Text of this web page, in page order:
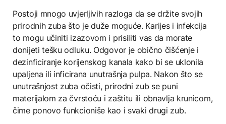
Postoji mnogo uvjerljivih razloga da se držite svojih
prirodnih zuba što je duže moguće. Karijes i infekcija
to mogu učiniti izazovom i prisiliti vas da morate
donijeti tešku odluku. Odgovor je obično čišćenje i
dezinficiranje korijenskog kanala kako bi se uklonila
upaljena ili inficirana unutrašnja pulpa. Nakon što se
unutrašnjost zuba očisti, prirodni zub se puni
materijalom za čvrstoću i zaštitu ili obnavlja krunicom,
čime ponovo funkcioniše kao i svaki drugi zub.